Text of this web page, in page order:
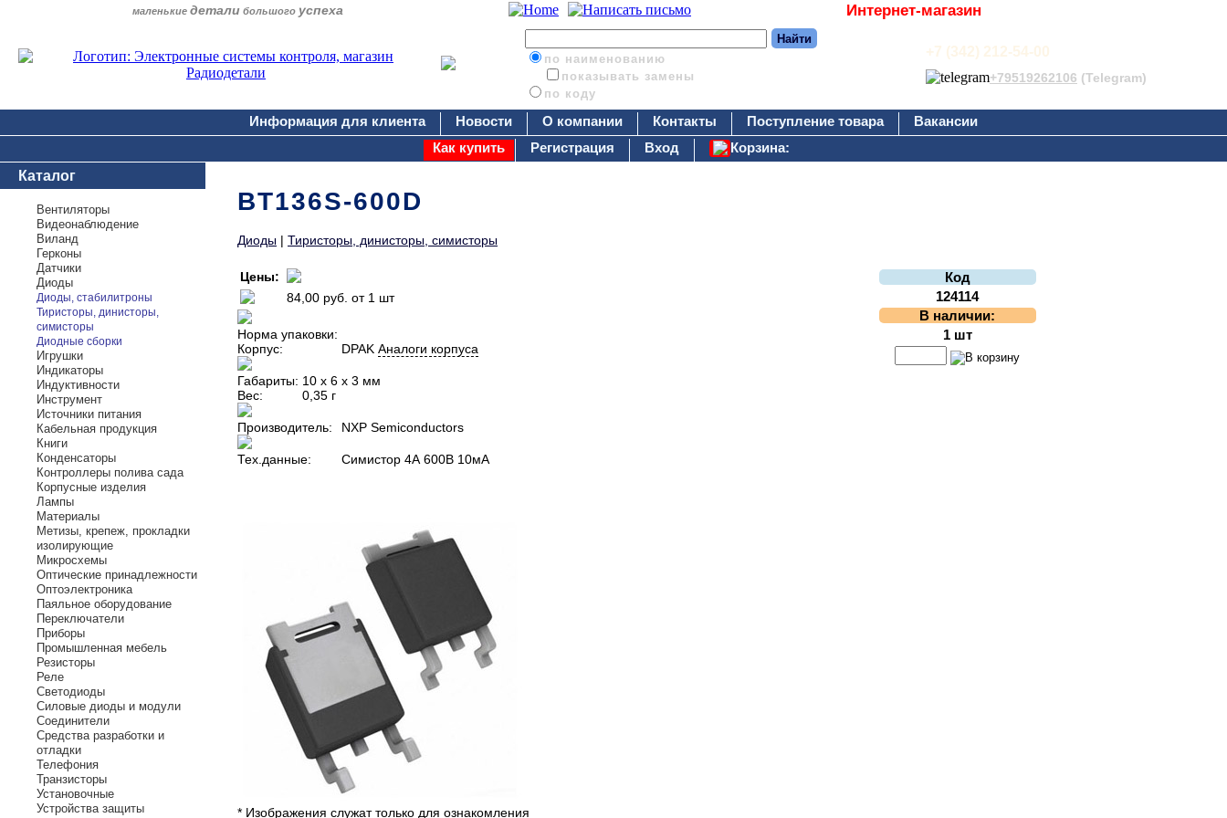
маленькие детали большого успеха Интернет-магазин
по наименованию
показывать замены
по коду
+7 (342) 212-54-00
+79519262106 (Telegram)
Информация для клиента Новости О компании Контакты Поступление товара
Вакансии
Как купить
Регистрация Вход
Корзина:
Каталог
Вентиляторы
Видеонаблюдение
Виланд
Герконы
Датчики
Диоды
Диоды, стабилитроны
Тиристоры, динисторы,
симисторы
Диодные сборки
Игрушки
Индикаторы
Индуктивности
Инструмент
Источники питания
Кабельная продукция
Книги
Конденсаторы
Контроллеры полива сада
Корпусные изделия
Лампы
Материалы
Метизы, крепеж, прокладки
изолирующие
Микросхемы
Оптические принадлежности
Оптоэлектроника
Паяльное оборудование
Переключатели
Приборы
Промышленная мебель
Резисторы
Реле
Светодиоды
Силовые диоды и модули
Соединители
Средства разработки и
отладки
Телефония
Транзисторы
Установочные
Устройства защиты
BT136S-600D
Диоды | Тиристоры, динисторы, симисторы
Цены:
84,00 руб. от 1 шт
Норма упаковки:
Корпус:
DPAK Аналоги корпуса
Габариты: 10 х 6 х 3 мм
Вес:
0,35 г
Производитель: NXP Semiconductors
Тех.данные: Симистор 4А 600В 10мА
Код
124114
В наличии:
1 шт
* Изображения служат только для ознакомления